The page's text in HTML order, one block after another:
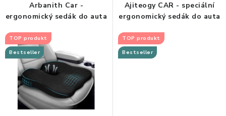
O nákupu Reklamace, výměna a vrácení
Showroom
Arbanith Car -
ergonomický sedák do auta
TOP produkt
Bestseller
Ajiteogy CAR - speciální
ergonomický sedák do auta
TOP produkt
Bestseller